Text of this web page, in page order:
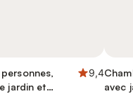
jardin et
9,4
avec